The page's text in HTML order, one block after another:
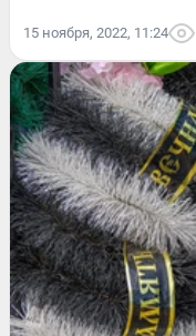
15 ноября, 2022, 11:24